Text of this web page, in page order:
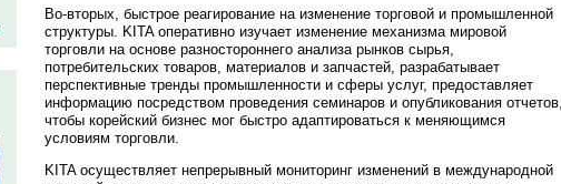
Во-вторых, быстрое реагирование на изменение торговой и промышленной
структуры. KITA оперативно изучает изменение механизма мировой
торговли на основе разностороннего анализа рынков сырья,
потребительских товаров, материалов и запчастей, разрабатывает
перспективные тренды промышленности и сферы услуг, предоставляет
информацию посредством проведения семинаров и опубликования отчетов,
чтобы корейский бизнес мог быстро адаптироваться к меняющимся
условиям торговли.
KITA осуществляет непрерывный мониторинг изменений в международной